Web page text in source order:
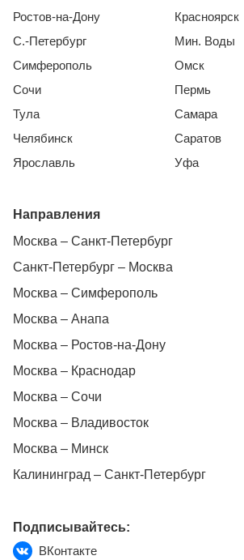
Ростов-на-Дону
С.-Петербург
Симферополь
Сочи
Тула
Челябинск
Ярославль
Красноярск
Мин. Воды
Омск
Пермь
Самара
Саратов
Уфа
Направления
Москва – Санкт-Петербург
Санкт-Петербург – Москва
Москва – Симферополь
Москва – Анапа
Москва – Ростов-на-Дону
Москва – Краснодар
Москва – Сочи
Москва – Владивосток
Москва – Минск
Калининград – Санкт-Петербург
Подписывайтесь:
ВКонтакте